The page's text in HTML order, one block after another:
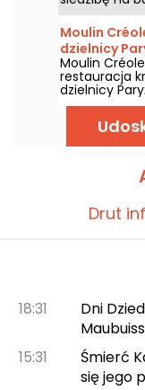
autentyczna
paryskie
w
Moulin
dzielnicy
Moulin
restauracja
dzielnicy
smaczne
Otwarte 7
Happy Hour,
muzyką i
Drut
18:31
Dni
15:31
Śmierć
się jego